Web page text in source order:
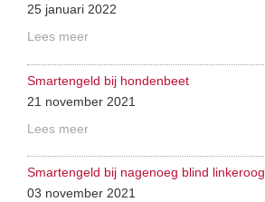
25 januari 2022
Lees meer
Smartengeld bij hondenbeet
21 november 2021
Lees meer
Smartengeld bij nagenoeg blind linkeroog
03 november 2021